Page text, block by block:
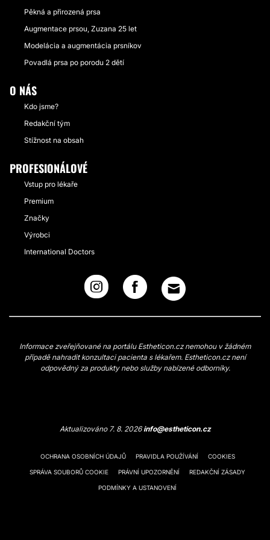
Pěkná a přirozená prsa
Augmentace prsou, Zuzana 25 let
Modelácia a augmentácia prsníkov
Povadlá prsa po porodu 2 dětí
O NÁS
Kdo jsme?
Redakční tým
Stížnost na obsah
PROFESIONÁLOVÉ
Vstup pro lékaře
Premium
Značky
Výrobci
International Doctors
Informace zveřejňované na portálu Estheticon.cz nemohou v žádném
případě nahradit konzultaci pacienta s lékařem. Estheticon.cz není
odpovědný za produkty nebo služby nabízené odborníky.
Aktualizováno 7. 8. 2026info@estheticon.cz
OCHRANA OSOBNÍCH ÚDAJŮ PRAVIDLA POUŽÍVÁNÍ COOKIES
SPRÁVA SOUBORŮ COOKIE PRÁVNÍ UPOZORNĚNÍ REDAKČNÍ ZÁSADY
PODMÍNKY A USTANOVENÍ